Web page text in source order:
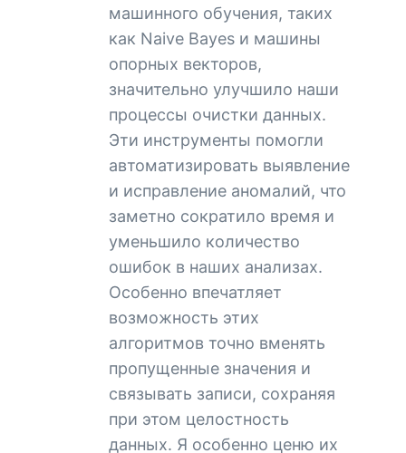
машинного обучения, таких
как Naive Bayes и машины
опорных векторов,
значительно улучшило наши
процессы очистки данных.
Эти инструменты помогли
автоматизировать выявление
и исправление аномалий, что
заметно сократило время и
уменьшило количество
ошибок в наших анализах.
Особенно впечатляет
возможность этих
алгоритмов точно вменять
пропущенные значения и
связывать записи, сохраняя
при этом целостность
данных. Я особенно ценю их